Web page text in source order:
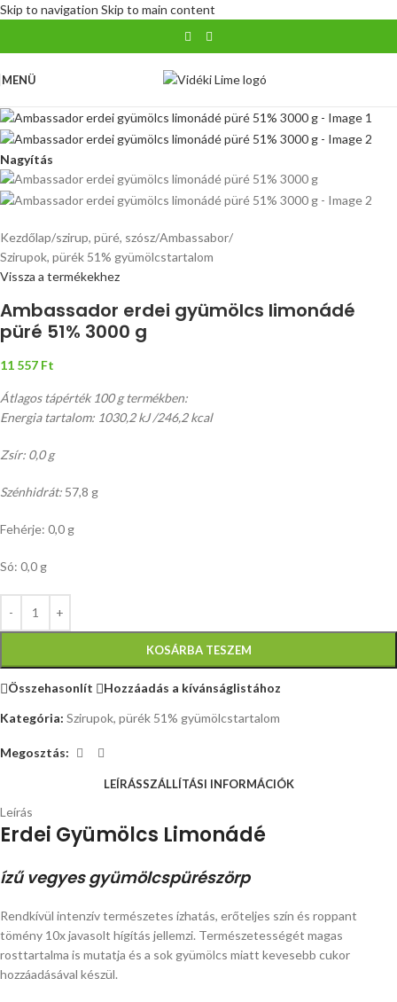
Skip to navigation Skip to main content
MENÜ
Nagyítás
Kezdőlap/szirup, püré, szósz/Ambassabor/
Szirupok, pürék 51% gyümölcstartalom
Vissza a termékekhez
Ambassador erdei gyümölcs limonádé
püré 51% 3000 g
11 557 Ft
Átlagos tápérték 100 g termékben:
Energia tartalom: 1030,2 kJ /246,2 kcal
Zsír: 0,0 g
Szénhidrát: 57,8 g
Fehérje: 0,0 g
Só: 0,0 g
KOSÁRBA TESZEM
Összehasonlít
Hozzáadás a kívánságlistához
Kategória: Szirupok, pürék 51% gyümölcstartalom
Megosztás:
LEÍRÁSSZÁLLÍTÁSI INFORMÁCIÓK
Leírás
Erdei Gyümölcs Limonádé
ízű vegyes gyümölcspürészörp
Rendkívül intenzív természetes ízhatás, erőteljes szín és roppant
tömény 10x javasolt hígítás jellemzi. Természetességét magas
rosttartalma is mutatja és a sok gyümölcs miatt kevesebb cukor
hozzáadásával készül.